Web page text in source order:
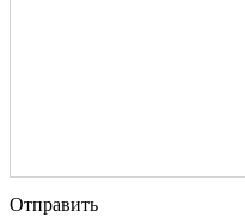
Отправить